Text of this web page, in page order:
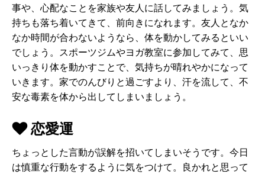
事や、心配なことを家族や友人に話してみましょう。気
持ちも落ち着いてきて、前向きになれます。友人となか
なか時間が合わないようなら、体を動かしてみるといい
でしょう。スポーツジムやヨガ教室に参加してみて、思
いっきり体を動かすことで、気持ちが晴れやかになって
いきます。家でのんびりと過ごすより、汗を流して、不
安な毒素を体から出してしまいましょう。
恋愛運
ちょっとした言動が誤解を招いてしまいそうです。今日
は慎重な行動をするように気をつけて。良かれと思って